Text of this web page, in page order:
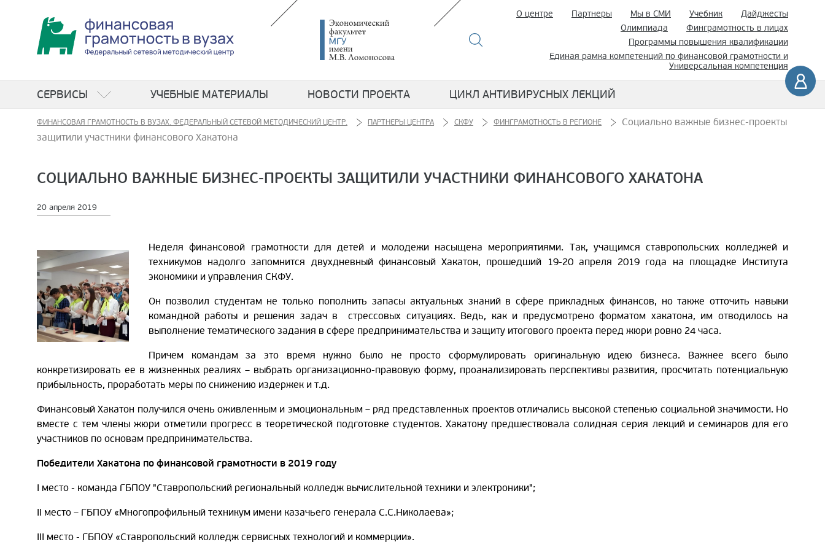
О центре Партнеры Мы в СМИ Учебник
Дайджесты
Олимпиада
Финграмотность в лицах
Программы повышения квалификации
Единая рамка компетенций по финансовой грамотности и
Универсальная компетенция
СЕРВИСЫ УЧЕБНЫЕ МАТЕРИАЛЫ НОВОСТИ ПРОЕКТА ЦИКЛ АНТИВИРУСНЫХ ЛЕКЦИЙ
ФИНАНСОВАЯ ГРАМОТНОСТЬ В ВУЗАХ. ФЕДЕРАЛЬНЫЙ СЕТЕВОЙ МЕТОДИЧЕСКИЙ ЦЕНТР. ПАРТНЕРЫ ЦЕНТРА СКФУ ФИНГРАМОТНОСТЬ В РЕГИОНЕ
Социально важные бизнес-проекты
защитили участники финансового Хакатона
СОЦИАЛЬНО ВАЖНЫЕ БИЗНЕС-ПРОЕКТЫ ЗАЩИТИЛИ УЧАСТНИКИ ФИНАНСОВОГО ХАКАТОНА
20 апреля 2019
Неделя финансовой грамотности для детей и молодежи насыщена мероприятиями. Так, учащимся ставропольских колледжей и
техникумов надолго запомнится двухдневный финансовый Хакатон, прошедший 19-20 апреля 2019 года на площадке Института
экономики и управления СКФУ.
Он позволил студентам не только пополнить запасы актуальных знаний в сфере прикладных финансов, но также отточить навыки
командной работы и решения задач в стрессовых ситуациях. Ведь, как и предусмотрено форматом хакатона, им отводилось на
выполнение тематического задания в сфере предпринимательства и защиту итогового проекта перед жюри ровно 24 часа.
Причем командам за это время нужно было не просто сформулировать оригинальную идею бизнеса. Важнее всего было
конкретизировать ее в жизненных реалиях – выбрать организационно-правовую форму, проанализировать перспективы развития, просчитать потенциальную
прибыльность, проработать меры по снижению издержек и т.д.
Финансовый Хакатон получился очень оживленным и эмоциональным – ряд представленных проектов отличались высокой степенью социальной значимости. Но
вместе с тем члены жюри отметили прогресс в теоретической подготовке студентов. Хакатону предшествовала солидная серия лекций и семинаров для его
участников по основам предпринимательства.
Победители Хакатона по финансовой грамотности в 2019 году
I место - команда ГБПОУ "Ставропольский региональный колледж вычислительной техники и электроники";
II место – ГБПОУ «Многопрофильный техникум имени казачьего генерала С.С.Николаева»;
III место - ГБПОУ «Ставропольский колледж сервисных технологий и коммерции».